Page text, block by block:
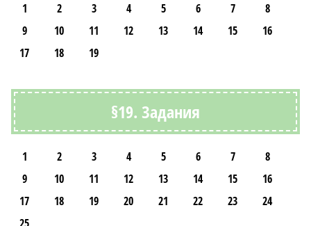
1 2 3 4 5 6 7
8
9
10 11 12 13 14 15
16
17
18 19
§19. Задания
1 2 3 4 5 6 7
8
9
10 11 12 13 14 15
16
17
18 19 20 21 22 23
24